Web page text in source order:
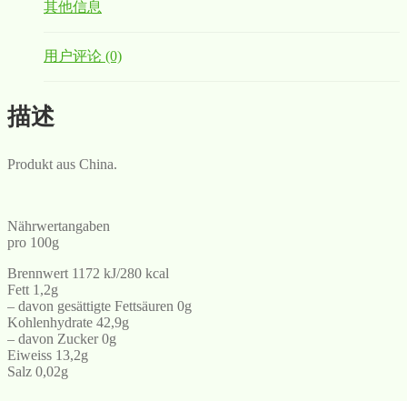
其他信息
用户评论 (0)
描述
Produkt aus China.
Nährwertangaben
pro 100g
Brennwert 1172 kJ/280 kcal
Fett 1,2g
– davon gesättigte Fettsäuren 0g
Kohlenhydrate 42,9g
– davon Zucker 0g
Eiweiss 13,2g
Salz 0,02g